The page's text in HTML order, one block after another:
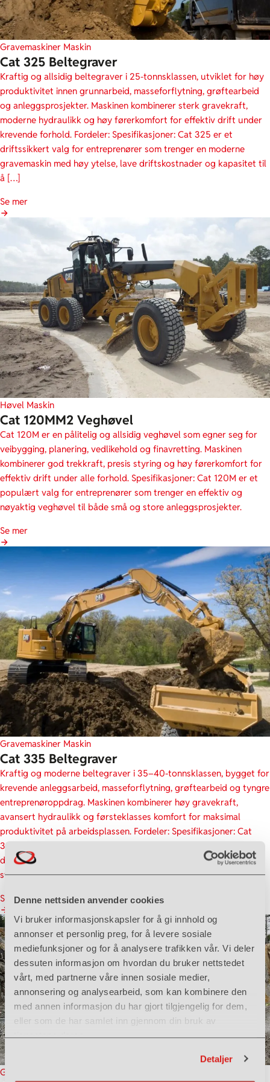
Denne nettsiden anvender cookies
Vi bruker informasjonskapsler for å gi innhold og
annonser et personlig preg, for å levere sosiale
mediefunksjoner og for å analysere trafikken vår. Vi deler
dessuten informasjon om hvordan du bruker nettstedet
vårt, med partnerne våre innen sosiale medier,
annonsering og analysearbeid, som kan kombinere den
med annen informasjon du har gjort tilgjengelig for dem,
eller som de har samlet inn gjennom din bruk av
tjenestene deres.
Detaljer
Gravemaskiner Maskin
Cat 325 Beltegraver
Kraftig og allsidig beltegraver i 25-tonnsklassen, utviklet for høy
produktivitet innen grunnarbeid, masseforflytning, grøftearbeid
og anleggsprosjekter. Maskinen kombinerer sterk gravekraft,
moderne hydraulikk og høy førerkomfort for effektiv drift under
krevende forhold. Fordeler: Spesifikasjoner: Cat 325 er et
driftssikkert valg for entreprenører som trenger en moderne
gravemaskin med høy ytelse, lave driftskostnader og kapasitet til
å […]
Se mer
Høvel Maskin
Cat 120MM2 Veghøvel
Cat 120M er en pålitelig og allsidig veghøvel som egner seg for
veibygging, planering, vedlikehold og finavretting. Maskinen
kombinerer god trekkraft, presis styring og høy førerkomfort for
effektiv drift under alle forhold. Spesifikasjoner: Cat 120M er et
populært valg for entreprenører som trenger en effektiv og
nøyaktig veghøvel til både små og store anleggsprosjekter.
Se mer
Gravemaskiner Maskin
Cat 335 Beltegraver
Kraftig og moderne beltegraver i 35–40-tonnsklassen, bygget for
krevende anleggsarbeid, masseforflytning, grøftearbeid og tyngre
entreprenøroppdrag. Maskinen kombinerer høy gravekraft,
avansert hydraulikk og førsteklasses komfort for maksimal
produktivitet på arbeidsplassen. Fordeler: Spesifikasjoner: Cat
335 er et populært valg for entreprenører som trenger en sterk,
driftssikker og effektiv gravemaskin med kapasitet til å håndtere
store arbeidsmengder under […]
Se mer
Gravemaskiner